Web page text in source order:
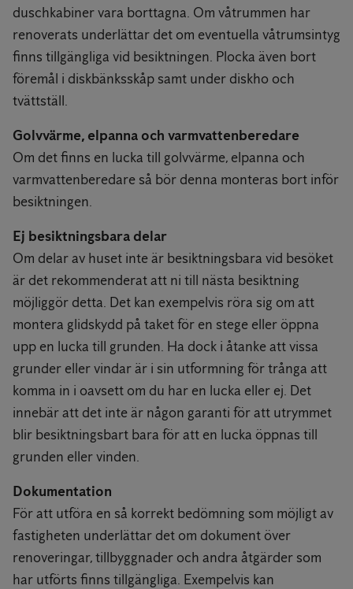
duschkabiner vara borttagna. Om våtrummen har
renoverats underlättar det om eventuella våtrumsintyg
finns tillgängliga vid besiktningen. Plocka även bort
föremål i diskbänksskåp samt under diskho och
tvättställ.
Golvvärme, elpanna och varmvattenberedare
Om det finns en lucka till golvvärme, elpanna och
varmvattenberedare så bör denna monteras bort inför
besiktningen.
Ej besiktningsbara delar
Om delar av huset inte är besiktningsbara vid besöket
är det rekommenderat att ni till nästa besiktning
möjliggör detta. Det kan exempelvis röra sig om att
montera glidskydd på taket för en stege eller öppna
upp en lucka till grunden. Ha dock i åtanke att vissa
grunder eller vindar är i sin utformning för trånga att
komma in i oavsett om du har en lucka eller ej. Det
innebär att det inte är någon garanti för att utrymmet
blir besiktningsbart bara för att en lucka öppnas till
grunden eller vinden.
Dokumentation
För att utföra en så korrekt bedömning som möjligt av
fastigheten underlättar det om dokument över
renoveringar, tillbyggnader och andra åtgärder som
har utförts finns tillgängliga. Exempelvis kan